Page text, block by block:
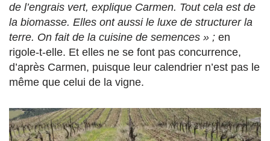
de l’engrais vert, explique Carmen. Tout cela est de
la biomasse. Elles ont aussi le luxe de structurer la
terre. On fait de la cuisine de semences » ; en
rigole-t-elle. Et elles ne se font pas concurrence,
d’après Carmen, puisque leur calendrier n’est pas le
même que celui de la vigne.